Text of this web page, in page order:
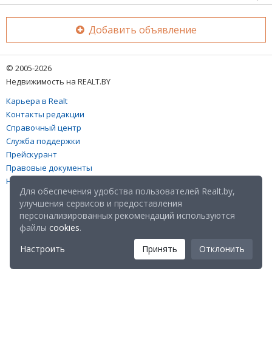
Добавить объявление
© 2005-2026
Недвижимость на REALT.BY
Карьера в Realt
Контакты редакции
Справочный центр
Служба поддержки
Прейскурант
Правовые документы
Настройка файлов cookies
Для обеспечения удобства пользователей Realt.by,
улучшения сервисов и предоставления
персонализированных рекомендаций используются
файлы cookies.
Настроить
Принять Отклонить